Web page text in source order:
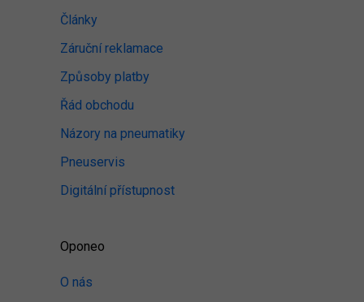
Články
Záruční reklamace
Způsoby platby
Řád obchodu
Názory na pneumatiky
Pneuservis
Digitální přístupnost
Oponeo
O nás